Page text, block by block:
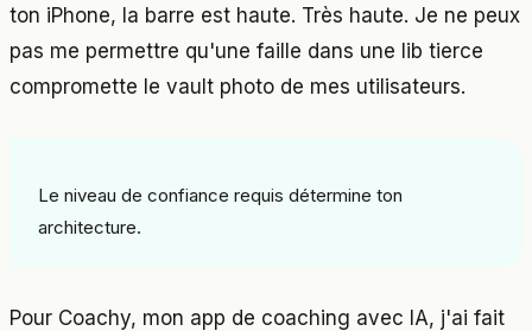
ton iPhone, la barre est haute. Très haute. Je ne peux
pas me permettre qu'une faille dans une lib tierce
compromette le vault photo de mes utilisateurs.
Le niveau de confiance requis détermine ton
architecture.
Pour Coachy, mon app de coaching avec IA, j'ai fait